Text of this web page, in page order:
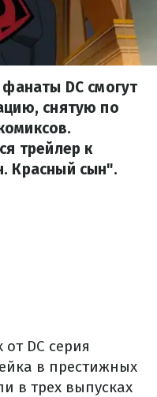
DC смогут
снятую по
трейлер к
Красный сын".
DC серия
в престижных
в трех выпусках